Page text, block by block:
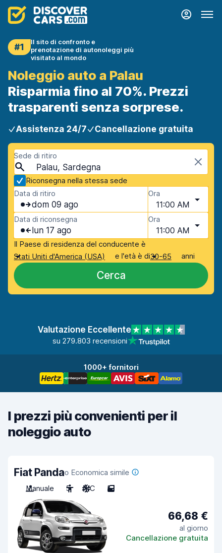
#1
Il sito di confronto e
prenotazione di autonoleggi più
visitato al mondo
Noleggio auto a Palau
Risparmia fino al 70%. Prezzi
trasparenti senza sorprese.
Assistenza 24/7 Cancellazione gratuita
Sede di ritiro
Palau, Sardegna
Riconsegna nella stessa sede
Data di ritiro
dom 09 ago
Ora
11:00 AM
Data di riconsegna
lun 17 ago
Ora
11:00 AM
Il Paese di residenza del conducente è
Stati Uniti d'America (USA)
e l'età è di30-65 anni
Cerca
Valutazione Eccellente
su 279.803 recensioni
1000+ fornitori
I prezzi più convenienti per il
noleggio auto
Fiat Pandao Economica simile
Manuale
5 A/C 5
66,68 €
al giorno
Cancellazione gratuita